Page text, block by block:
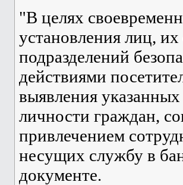
"В целях
установления лиц,
подразделений
действиями
выявления
личности граждан,
привлечением
несущих службу в
документе.